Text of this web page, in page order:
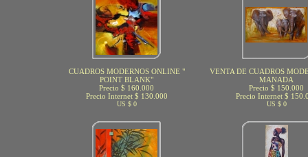
CUADROS MODERNOS ONLINE "
POINT BLANK"
Precio $ 160.000
Precio Internet $ 130.000
US $ 0
VENTA DE CUADROS
MANADA
Precio $ 150.000
Precio Internet $
US $ 0